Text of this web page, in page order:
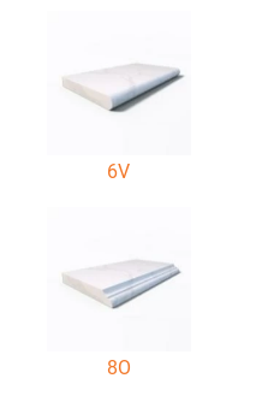
6V
8O